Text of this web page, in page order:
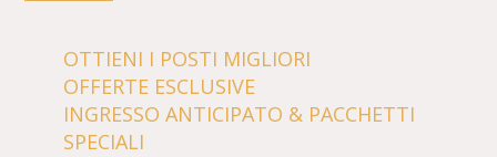
OTTIENI I POSTI MIGLIORI
OFFERTE ESCLUSIVE
INGRESSO ANTICIPATO & PACCHETTI
SPECIALI